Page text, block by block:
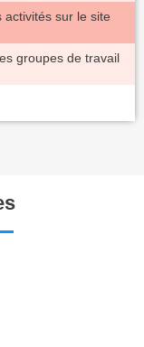
activités sur le site
groupes de travail